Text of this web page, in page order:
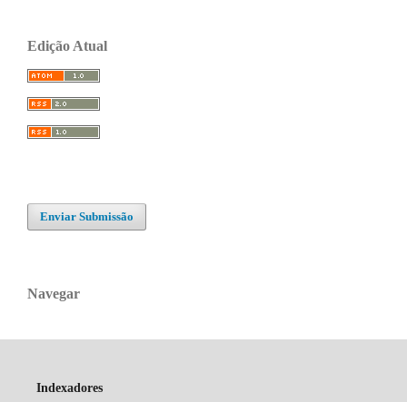
Edição Atual
Enviar Submissão
Navegar
Indexadores